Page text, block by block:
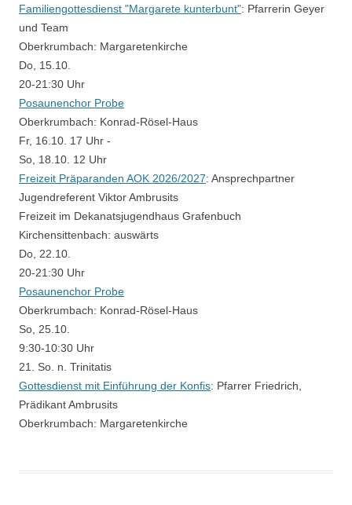
Familiengottesdienst "Margarete kunterbunt": Pfarrerin Geyer
und Team
Oberkrumbach: Margaretenkirche
Do, 15.10.
20-21:30 Uhr
Posaunenchor Probe
Oberkrumbach: Konrad-Rösel-Haus
Fr, 16.10. 17 Uhr -
So, 18.10. 12 Uhr
Freizeit Präparanden AOK 2026/2027: Ansprechpartner
Jugendreferent Viktor Ambrusits
Freizeit im Dekanatsjugendhaus Grafenbuch
Kirchensittenbach: auswärts
Do, 22.10.
20-21:30 Uhr
Posaunenchor Probe
Oberkrumbach: Konrad-Rösel-Haus
So, 25.10.
9:30-10:30 Uhr
21. So. n. Trinitatis
Gottesdienst mit Einführung der Konfis: Pfarrer Friedrich,
Prädikant Ambrusits
Oberkrumbach: Margaretenkirche